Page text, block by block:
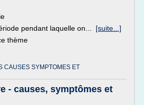
pendant laquelle on... [suite...]
thème
CAUSES SYMPTOMES ET
- causes, symptômes et